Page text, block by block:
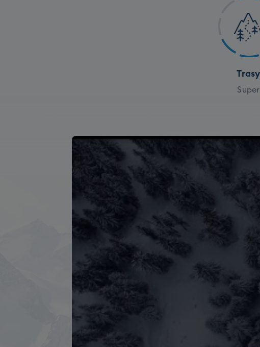
Trasy
Super